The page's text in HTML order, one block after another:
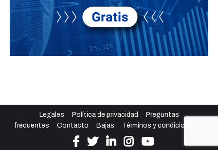
Legales Política de privacidad
Preguntas
frecuentes
Contacto Bajas Términos y condiciones